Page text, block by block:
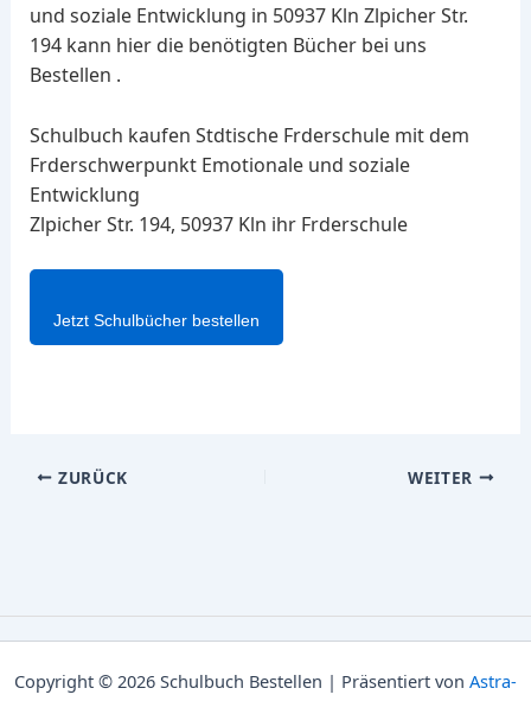
und soziale Entwicklung in 50937 Kln Zlpicher Str.
194 kann hier die benötigten Bücher bei uns
Bestellen .
Schulbuch kaufen Stdtische Frderschule mit dem
Frderschwerpunkt Emotionale und soziale
Entwicklung
Zlpicher Str. 194, 50937 Kln ihr Frderschule
Jetzt Schulbücher bestellen
ZURÜCK WEITER
Copyright © 2026 Schulbuch Bestellen | Präsentiert von Astra-